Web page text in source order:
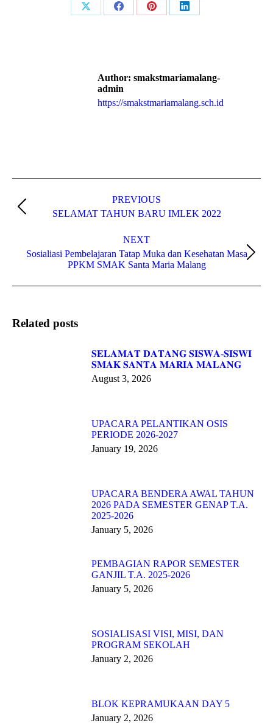
Share
Share
Share
Share
Author: smakstmariamalang-
admin
https://smakstmariamalang.sch.id
navigation
PREVIOUS
Previous
SELAMAT TAHUN BARU IMLEK 2022
NEXT
Next
post:
Sosialiasi Pembelajaran Tatap Muka dan Kesehatan Masa
PPKM SMAK Santa Maria Malang
Related posts
𝐒𝐄𝐋𝐀𝐌𝐀𝐓 𝐃𝐀𝐓𝐀𝐍𝐆 𝐒𝐈𝐒𝐖𝐀-𝐒𝐈𝐒𝐖𝐈
𝐒𝐌𝐀𝐊 𝐒𝐀𝐍𝐓𝐀 𝐌𝐀𝐑𝐈𝐀 𝐌𝐀𝐋𝐀𝐍𝐆
August 3, 2026
UPACARA PELANTIKAN OSIS
PERIODE 2026-2027
January 19, 2026
UPACARA BENDERA AWAL TAHUN
2026 PADA SEMESTER GENAP T.A.
2025-2026
January 5, 2026
PEMBAGIAN RAPOR SEMESTER
GANJIL T.A. 2025-2026
January 5, 2026
SOSIALISASI VISI, MISI, DAN
PROGRAM SEKOLAH
January 2, 2026
BLOK KEPRAMUKAAN DAY 5
January 2, 2026